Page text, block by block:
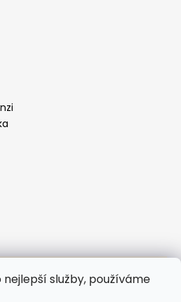
služby, používáme
volit doručení do
kde mohou být zásilky
na Instagramu